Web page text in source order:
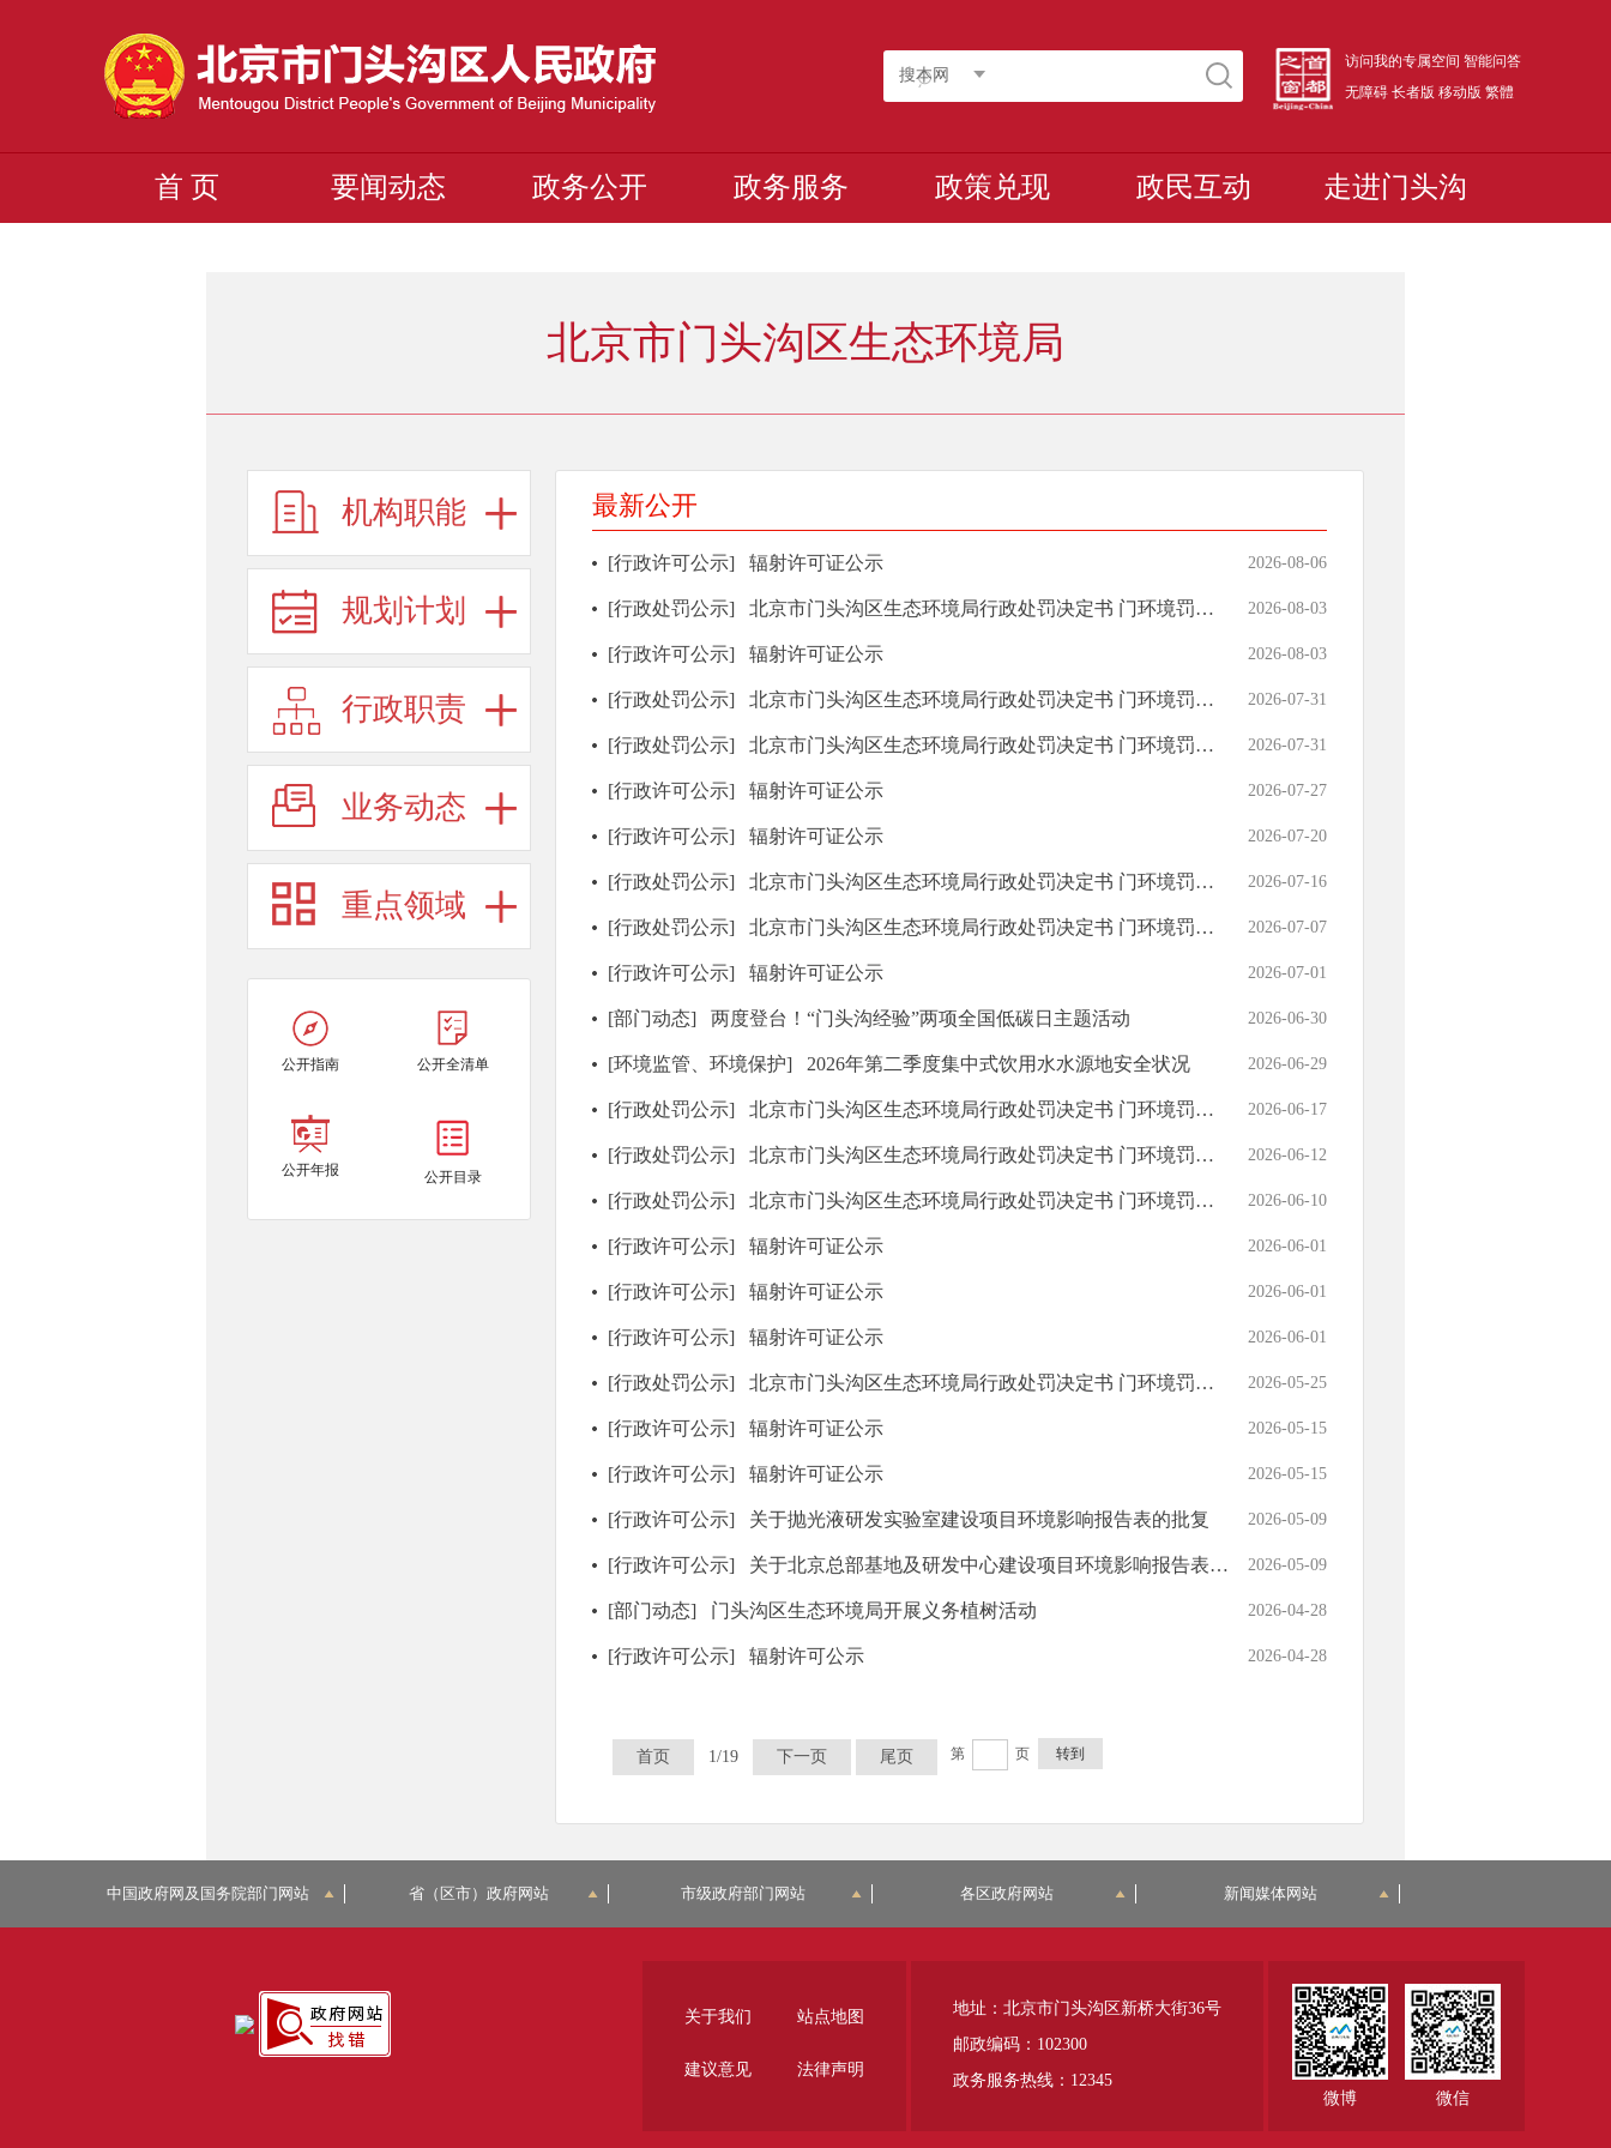
搜本网
访问我的专属空间 智能问答
无障碍 长者版 移动版 繁體
首 页 要闻动态 政务公开 政务服务 政策兑现 政民互动 走进门头沟
北京市门头沟区生态环境局
机构职能
规划计划
行政职责
业务动态
重点领域
公开指南 公开全清单
公开年报 公开目录
最新公开
[行政许可公示] 辐射许可证公示 2026-08-06
[行政处罚公示] 北京市门头沟区生态环境局行政处罚决定书 门环境罚〔2026〕20号 2026-08-03
[行政许可公示] 辐射许可证公示 2026-08-03
[行政处罚公示] 北京市门头沟区生态环境局行政处罚决定书 门环境罚〔2026〕16号 2026-07-31
[行政处罚公示] 北京市门头沟区生态环境局行政处罚决定书 门环境罚〔2026〕15号 2026-07-31
[行政许可公示] 辐射许可证公示 2026-07-27
[行政许可公示] 辐射许可证公示 2026-07-20
[行政处罚公示] 北京市门头沟区生态环境局行政处罚决定书 门环境罚〔2026〕14号 2026-07-16
[行政处罚公示] 北京市门头沟区生态环境局行政处罚决定书 门环境罚〔2026〕8号 2026-07-07
[行政许可公示] 辐射许可证公示 2026-07-01
[部门动态] 两度登台！“门头沟经验”两项全国低碳日主题活动 2026-06-30
[环境监管、环境保护] 2026年第二季度集中式饮用水水源地安全状况 2026-06-29
[行政处罚公示] 北京市门头沟区生态环境局行政处罚决定书 门环境罚〔2026〕11号 2026-06-17
[行政处罚公示] 北京市门头沟区生态环境局行政处罚决定书 门环境罚〔2026〕6号 2026-06-12
[行政处罚公示] 北京市门头沟区生态环境局行政处罚决定书 门环境罚〔2026〕7号 2026-06-10
[行政许可公示] 辐射许可证公示 2026-06-01
[行政许可公示] 辐射许可证公示 2026-06-01
[行政许可公示] 辐射许可证公示 2026-06-01
[行政处罚公示] 北京市门头沟区生态环境局行政处罚决定书 门环境罚〔2026〕3号 2026-05-25
[行政许可公示] 辐射许可证公示 2026-05-15
[行政许可公示] 辐射许可证公示 2026-05-15
[行政许可公示] 关于抛光液研发实验室建设项目环境影响报告表的批复 2026-05-09
[行政许可公示] 关于北京总部基地及研发中心建设项目环境影响报告表的批复 2026-05-09
[部门动态] 门头沟区生态环境局开展义务植树活动 2026-04-28
[行政许可公示] 辐射许可公示 2026-04-28
首页 1/19 下一页 尾页 第 页 转到
中国政府网及国务院部门网站 省（区市）政府网站 市级政府部门网站 各区政府网站 新闻媒体网站
微博 微信
地址：北京市门头沟区新桥大街36号
邮政编码：102300
政务服务热线：12345
关于我们 站点地图
建议意见 法律声明